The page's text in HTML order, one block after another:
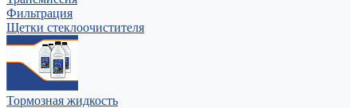
Фильтрация
Щетки стеклоочистителя
Тормозная жидкость